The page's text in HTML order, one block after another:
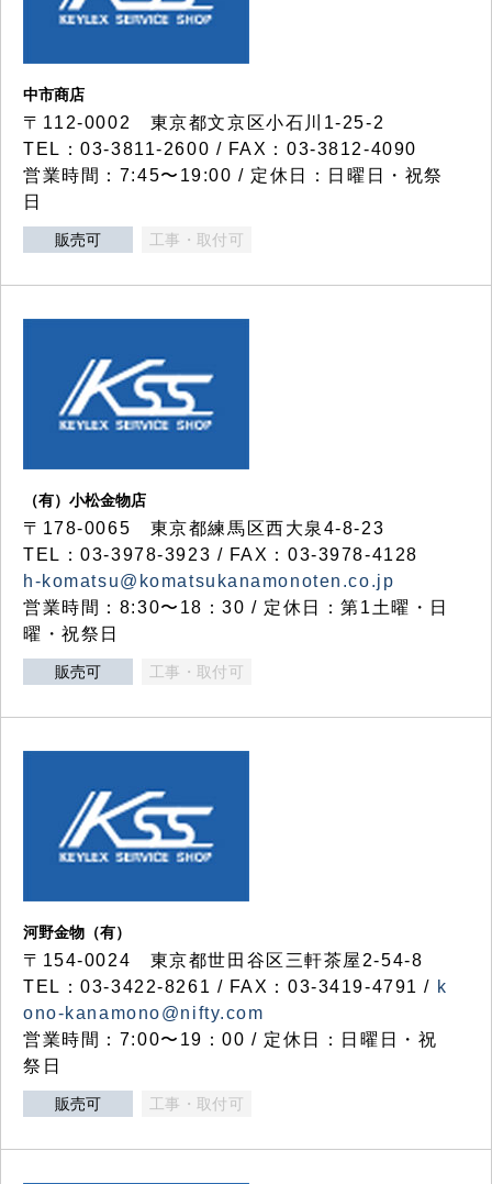
中市商店
〒112-0002 東京都文京区小石川1-25-2
TEL：03-3811-2600 / FAX：03-3812-4090
営業時間：7:45〜19:00 / 定休日：日曜日・祝祭
日
販売可 工事・取付可
（有）小松金物店
〒178-0065 東京都練馬区西大泉4-8-23
TEL：03-3978-3923 / FAX：03-3978-4128
h-komatsu@komatsukanamonoten.co.jp
営業時間：8:30〜18：30 / 定休日：第1土曜・日
曜・祝祭日
販売可 工事・取付可
河野金物（有）
〒154-0024 東京都世田谷区三軒茶屋2-54-8
TEL：03-3422-8261 / FAX：03-3419-4791 / k
ono-kanamono@nifty.com
営業時間：7:00〜19：00 / 定休日：日曜日・祝
祭日
販売可 工事・取付可